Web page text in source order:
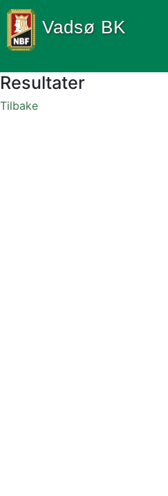
Vadsø BK
Resultater
Tilbake